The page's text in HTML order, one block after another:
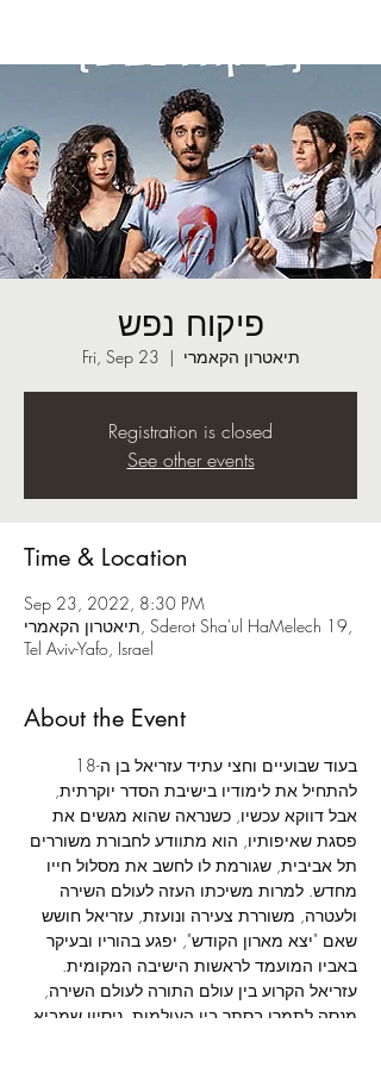
פיקוח נפש
Fri, Sep 23
  |
תיאטרון הקאמרי
Registration is closed
See other events
Time & Location
Sep 23, 2022, 8:30 PM
תיאטרון הקאמרי, Sderot Sha'ul HaMelech 19,
Tel Aviv-Yafo, Israel
About the Event
להתחיל את לימודיו בישיבת הסדר יוקרתית,
אבל דווקא עכשיו, כשנראה שהוא מגשים את
פסגת שאיפותיו, הוא מתוודע לחבורת משוררים
תל אביבית, שגורמת לו לחשב את מסלול חייו
מחדש. למרות משיכתו העזה לעולם השירה
ולעטרה, משוררת צעירה ונועזת, עזריאל חושש
שאם "יצא מארון הקודש", יפגע בהוריו ובעיקר
באביו המועמד לראשות הישיבה המקומית.
עזריאל הקרוע בין עולם התורה לעולם השירה,
מנסה לתמרן בסתר בין העולמות, ניסיון שמביא